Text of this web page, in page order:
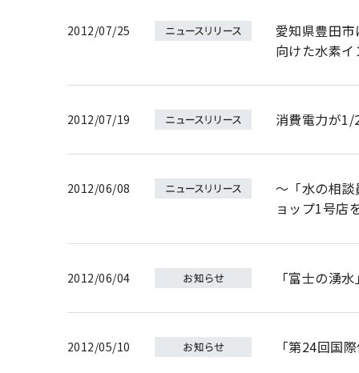
2012/07/25
愛知県豊田
向けた水素
2012/07/19 消費電力が1/
2012/06/08
～「水の相
ョップ1号店
2012/06/04 「富士の湧
2012/05/10 「第24回国